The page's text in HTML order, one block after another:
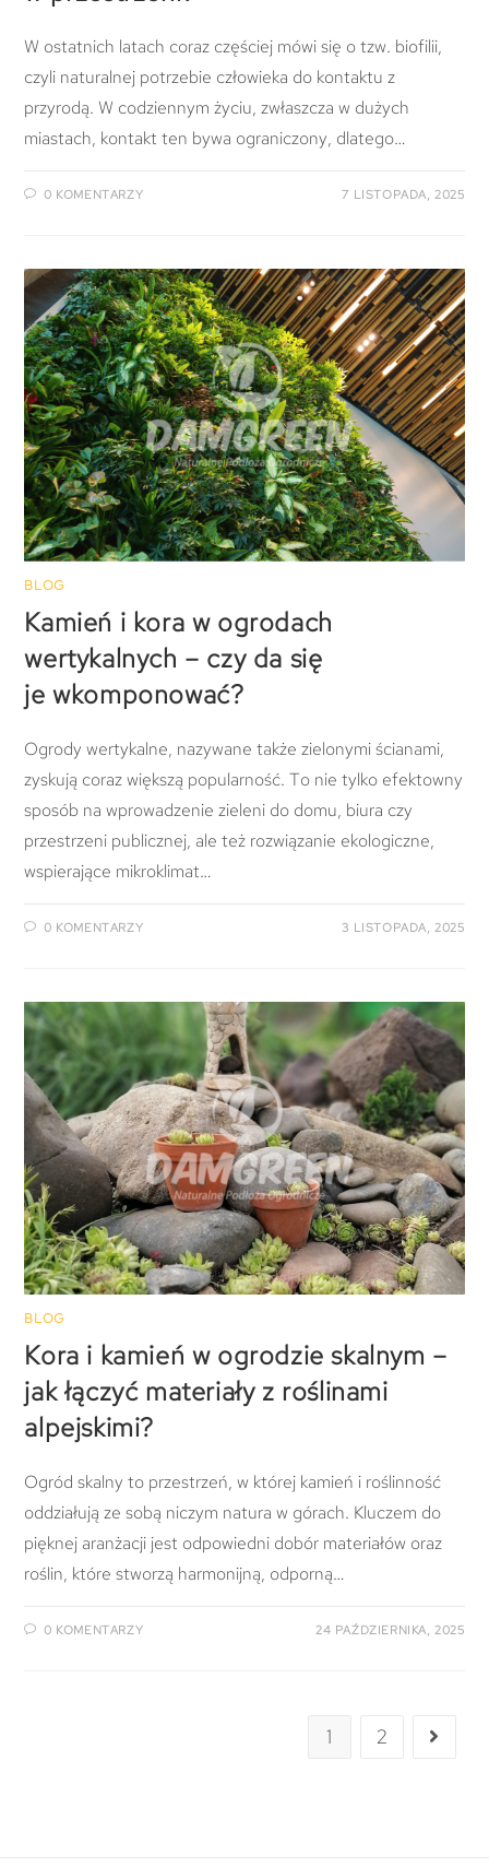
W ostatnich latach coraz częściej mówi się o tzw. biofilii,
czyli naturalnej potrzebie człowieka do kontaktu z
przyrodą. W codziennym życiu, zwłaszcza w dużych
miastach, kontakt ten bywa ograniczony, dlatego…
0 KOMENTARZY 7 LISTOPADA, 2025
BLOG
Kamień i kora w ogrodach
wertykalnych – czy da się
je wkomponować?
Ogrody wertykalne, nazywane także zielonymi ścianami,
zyskują coraz większą popularność. To nie tylko efektowny
sposób na wprowadzenie zieleni do domu, biura czy
przestrzeni publicznej, ale też rozwiązanie ekologiczne,
wspierające mikroklimat…
0 KOMENTARZY 3 LISTOPADA, 2025
BLOG
Kora i kamień w ogrodzie skalnym –
jak łączyć materiały z roślinami
alpejskimi?
Ogród skalny to przestrzeń, w której kamień i roślinność
oddziałują ze sobą niczym natura w górach. Kluczem do
pięknej aranżacji jest odpowiedni dobór materiałów oraz
roślin, które stworzą harmonijną, odporną…
0 KOMENTARZY 24 PAŹDZIERNIKA, 2025
1 2